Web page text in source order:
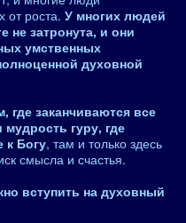
от роста. У многих людей
не затронута, и они
умственных
духовной
где заканчиваются все
гуру, где
к Богу, там и только здесь
смысла и счастья.
вступить на духовный